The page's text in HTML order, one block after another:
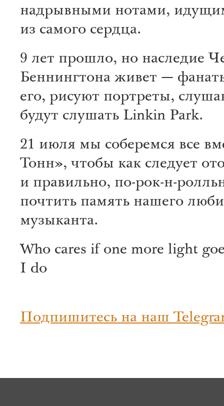
надрывными нотами,
из самого сердца.
9 лет прошло, но наследие
Беннингтона живет —
его, рисуют портреты,
будут слушать Linkin Park.
21 июля мы соберемся все
Тонн», чтобы как следует
и правильно, по-рок-н-
почтить память нашего
музыканта.
Who cares if one more light
I do
Подпишитесь на наш